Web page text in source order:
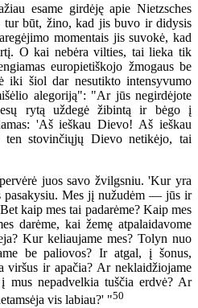
esame girdėję apie Nietzsches
tur būt, žino, kad jis buvo ir didysis
momentais jis suvokė, kad
O kai nebėra vilties, tai lieka tik
europietiškojo žmogaus be
iki šiol dar nesutikto intensyvumo
alegoriją": "Ar jūs negirdėjote
rytą uždegė žibintą ir bėgo į
'Aš ieškau Dievo! Aš ieškau
stovinčiųjų Dievo netikėjo, tai
juos savo žvilgsniu. 'Kur yra
Mes jį nužudėm — jūs ir
kaip mes tai padarėme? Kaip mes
darėme, kai žemę atpalaidavome
Kur keliaujame mes? Tolyn nuo
be paliovos? Ir atgal, į šonus,
viršus ir apačia? Ar neklaidžiojame
mus nepadvelkia tuščia erdvė? Ar
vis labiau?' "50